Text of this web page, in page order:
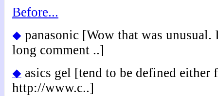
Before...
◆ panasonic [Wow that was
long comment ..]
◆ asics gel [tend to be defined either
http://www.c..]